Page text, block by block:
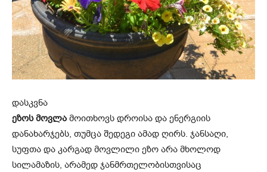
დასკვნა
ეზოს მოვლა მოითხოვს დროისა და ენერგიის
დანახარჯებს, თუმცა შედეგი ამად ღირს. ჯანსაღი,
სუფთა და კარგად მოვლილი ეზო არა მხოლოდ
სილამაზის, არამედ ჯანმრთელობისთვისაც